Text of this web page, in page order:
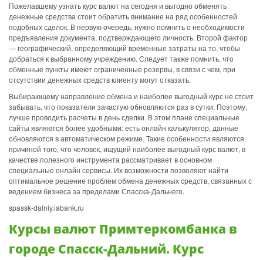
Пожелавшему узнать курс валют на сегодня и выгодно обменять
денежные средства стоит обратить внимание на ряд особенностей
подобных сделок. В первую очередь, нужно помнить о необходимости
предъявления документа, подтверждающего личность. Второй фактор
— географический, определяющий временные затраты на то, чтобы
добраться к выбранному учреждению. Следует также помнить, что
обменные пункты имеют ограниченные резервы, в связи с чем, при
отсутствии денежных средств клиенту могут отказать.
Выбирающему направление обмена и наиболее выгодный курс не стоит
забывать, что показатели зачастую обновляются раз в сутки. Поэтому,
лучше проводить расчеты в день сделки. В этом плане специальные
сайты являются более удобными: есть онлайн калькулятор, данные
обновляются в автоматическом режиме. Такие особенности являются
причиной того, что человек, ищущий наиболее выгодный курс валют, в
качестве полезного инструмента рассматривает в основном
специальные онлайн сервисы. Их возможности позволяют найти
оптимальное решение проблем обмена денежных средств, связанных с
ведением бизнеса за пределами Спасска-Дальнего.
spassk-dalniy.iabank.ru
Курсы валют Примтеркомбанка в
городе Спасск-Дальний. Курс